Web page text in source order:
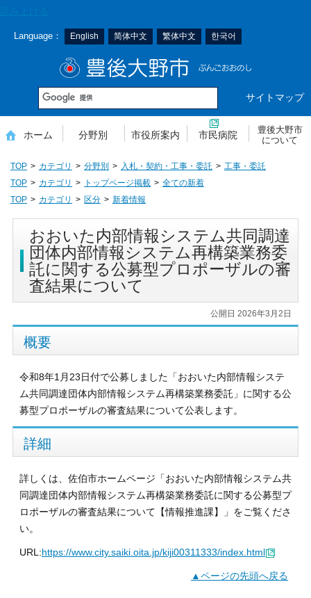
Language： English 简体中文 繁体中文 한국어
サイトマップ
ホーム 分野別 市役所案内 市民病院
豊後大野市
について
TOP カテゴリ 分野別 入札・契約・工事・委託
工事・委託
TOP
カテゴリ トップページ掲載
全ての新着
TOP
カテゴリ 区分 新着情報
おおいた内部情報システム共同調達
団体内部情報システム再構築業務委
託に関する公募型プロポーザルの審
査結果について
公開日 2026年3月2日
概要
令和8年1月23日付で公募しました「おおいた内部情報システ
ム共同調達団体内部情報システム再構築業務委託」に関する公
募型プロポーザルの審査結果について公表します。
詳細
詳しくは、佐伯市ホームページ「おおいた内部情報システム共
同調達団体内部情報システム再構築業務委託に関する公募型プ
ロポーザルの審査結果について【情報推進課】」をご覧くださ
い。
URL:https://www.city.saiki.oita.jp/kiji00311333/index.html
▲ページの先頭へ戻る